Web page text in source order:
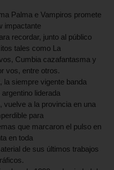
Palma e Vampiros promete
impactante
recordar, junto al público
tales como La
Cumbia cazafantasma y
vos, entre otros.
la siempre vigente banda
liderada
vuelve a la provincia en una
para
que marcaron el pulso en
en toda
de sus últimos trabajos